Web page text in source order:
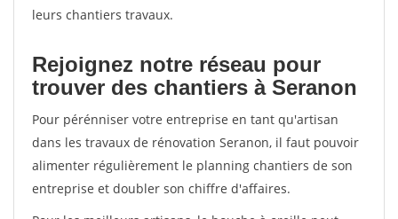
leurs chantiers travaux.
Rejoignez notre réseau pour
trouver des chantiers à Seranon
Pour pérénniser votre entreprise en tant qu'artisan
dans les travaux de rénovation Seranon, il faut pouvoir
alimenter régulièrement le planning chantiers de son
entreprise et doubler son chiffre d'affaires.